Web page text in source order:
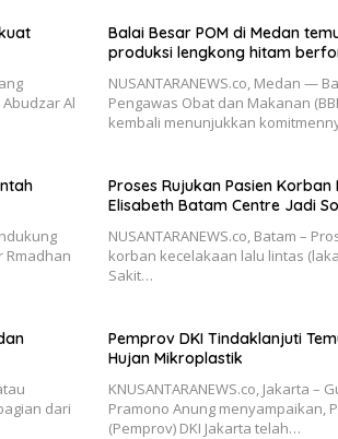
Al
Balai Besar POM di Medan
produksi lengkong hitam
NUSANTARANEWS.co, Medan —
Pengawas Obat dan Makanan
kembali menunjukkan
Rmadhan
Proses Rujukan Pasien Korban
Elisabeth Batam Centre Jadi
NUSANTARANEWS.co, Batam –
korban kecelakaan lalu lintas
Sakit…
dari
Pemprov DKI Tindaklanjuti
Hujan Mikroplastik
KNUSANTARANEWS.co, Jakarta –
Pramono Anung menyampaikan,
(Pemprov) DKI Jakarta telah…